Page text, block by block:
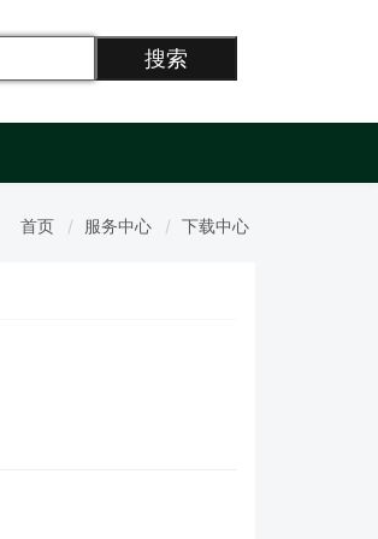
搜索
首页 服务中心 下载中心